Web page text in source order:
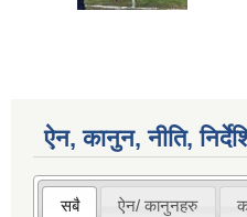
ऐन, कानुन, नीति,
सबै ऐन/ कानुनहरु